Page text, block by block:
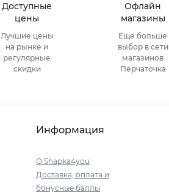
Доступные
цены
Лучшие цены
на рынке и
регулярные
скидки
Офлайн
магазины
Еще больше
выбор в сети
магазинов
Перчаточка
Информация
О Shapka4you
Доставка, оплата и
бонусные баллы